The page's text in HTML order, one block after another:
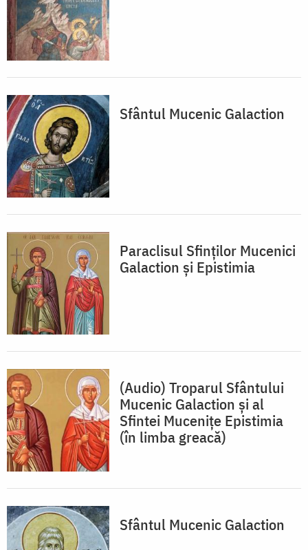
Sfântul Mucenic Galaction
Paraclisul Sfinţilor Mucenici
Galaction şi Epistimia
(Audio) Troparul Sfântului
Mucenic Galaction și al
Sfintei Mucenițe Epistimia
(în limba greacă)
Sfântul Mucenic Galaction